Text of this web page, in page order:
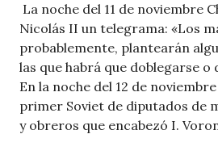
La noche del 11 de noviembre
Nicolás II un telegrama: «Los
probablemente, plantearán
las que habrá que doblegarse o
En la noche del 12 de
primer Soviet de diputados de
y obreros que encabezó I.